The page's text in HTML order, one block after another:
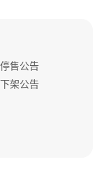
售公告
架公告